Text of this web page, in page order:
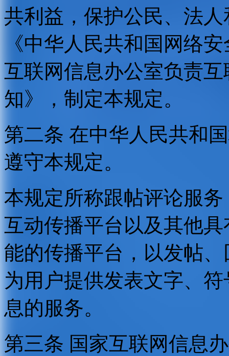
共利益，保护公民、法
《中华人民共和国网络
互联网信息办公室负责
知》，制定本规定。
第二条 在中华人民共和
遵守本规定。
本规定所称跟帖评论服
互动传播平台以及其他
能的传播平台，以发帖
为用户提供发表文字、
息的服务。
第三条 国家互联网信息